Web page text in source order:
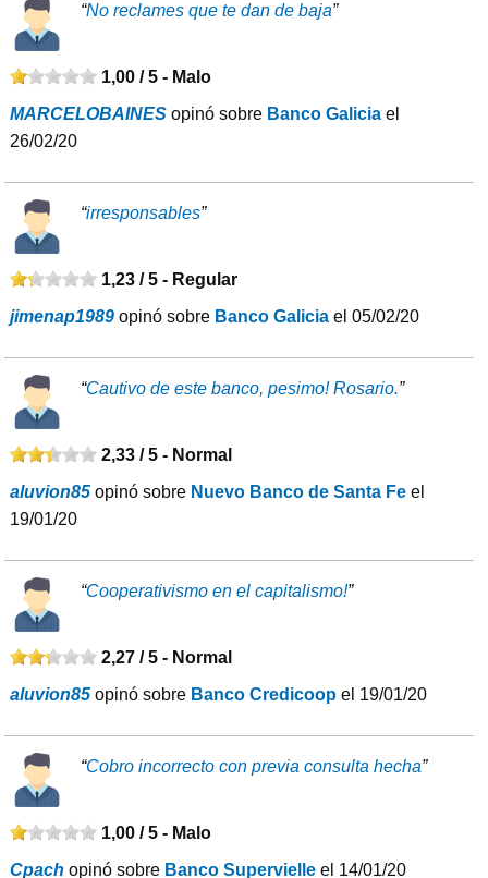
“No reclames que te dan de baja”
1,00 / 5 - Malo
MARCELOBAINES opinó sobre Banco Galicia el
26/02/20
“irresponsables”
1,23 / 5 - Regular
jimenap1989 opinó sobre Banco Galicia el 05/02/20
“Cautivo de este banco, pesimo! Rosario.”
2,33 / 5 - Normal
aluvion85 opinó sobre Nuevo Banco de Santa Fe el
19/01/20
“Cooperativismo en el capitalismo!”
2,27 / 5 - Normal
aluvion85 opinó sobre Banco Credicoop el 19/01/20
“Cobro incorrecto con previa consulta hecha”
1,00 / 5 - Malo
Cpach opinó sobre Banco Supervielle el 14/01/20